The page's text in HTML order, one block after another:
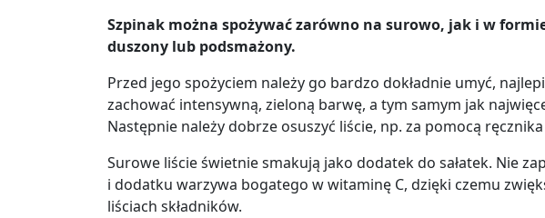
Szpinak można spożywać zarówno na surowo, jak i w
duszony lub podsmażony.
Przed jego spożyciem należy go bardzo dokładnie umyć,
zachować intensywną, zieloną barwę, a tym samym jak
Następnie należy dobrze osuszyć liście, np. za pomocą
Surowe liście świetnie smakują jako dodatek do sałatek. Nie
i dodatku warzywa bogatego w witaminę C, dzięki czemu
liściach składników.